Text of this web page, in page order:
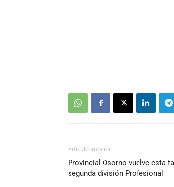
Artículo anterior
Provincial Osorno vuelve esta
segunda división Profesional